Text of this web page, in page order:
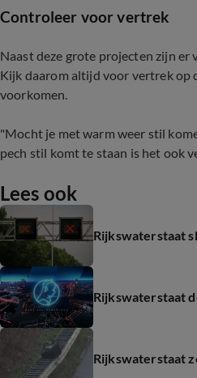
Controleer voor vertrek
Naast deze grote projecten zijn
Kijk daarom altijd voor vertrek op
voorkomen.
"Mocht je met warm weer stil
pech stil komt te staan is het ook
Lees ook
Rijkswaterstaat
Rijkswaterstaat
Rijkswaterstaat